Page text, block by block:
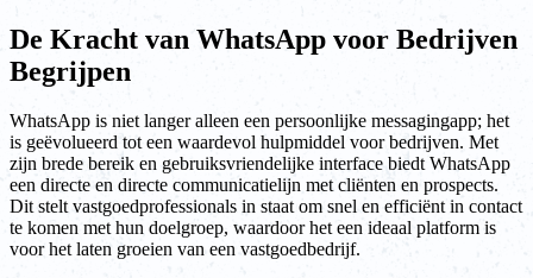
De Kracht van WhatsApp voor Bedrijven
Begrijpen
WhatsApp is niet langer alleen een persoonlijke messagingapp; het
is geëvolueerd tot een waardevol hulpmiddel voor bedrijven. Met
zijn brede bereik en gebruiksvriendelijke interface biedt WhatsApp
een directe en directe communicatielijn met cliënten en prospects.
Dit stelt vastgoedprofessionals in staat om snel en efficiënt in contact
te komen met hun doelgroep, waardoor het een ideaal platform is
voor het laten groeien van een vastgoedbedrijf.